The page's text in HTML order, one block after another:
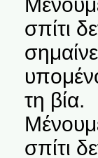
σπίτι
τη βία.
σπίτι